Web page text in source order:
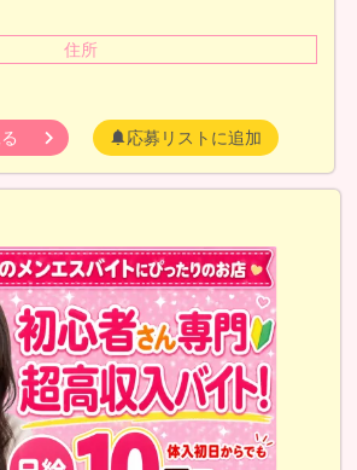
住所
応募リストに追加